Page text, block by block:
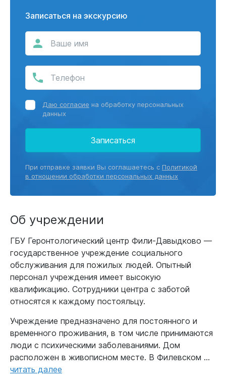
Записаться на экскурсию
Даю согласие на обработку персональных
данных
Записаться
При отправке заявки Вы соглашаетесь с Политикой
в отношении обработки персональных данных
Об учреждении
ГБУ Геронтологический центр Фили-Давыдково —
государственное учреждение социального
обслуживания для пожилых людей. Опытный
персонал учреждения имеет высокую
квалификацию. Сотрудники центра с заботой
относятся к каждому постояльцу.
Учреждение предназначено для постоянного и
временного проживания, в том числе принимаются
люди с психическими заболеваниями. Дом
расположен в живописном месте. В Филевском ...
читать далее